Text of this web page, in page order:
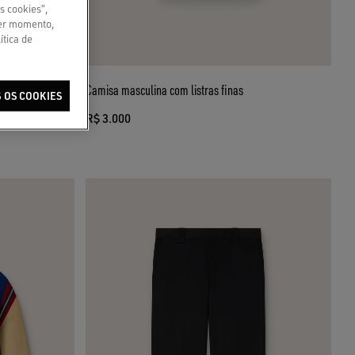
com logo e
Camisa masculina com listras finas
R$ 3.000
cookies”,
momento,
de
OS COOKIES